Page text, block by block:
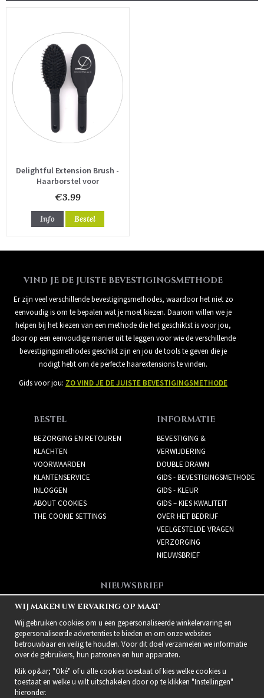
Delightful Extension Brush -
Haarborstel voor
hairextensions
€3.99
Info Bestel
VIND JE DE JUISTE BEVESTIGINGSMETHODE
Er zijn veel verschillende bevestigingsmethodes, waardoor het niet zo
eenvoudig is om te bepalen wat je moet kiezen. Daarom willen we je
helpen bij het kiezen van een methode die het geschiktst is voor jou,
door op een eenvoudige manier uit te leggen voor wie de verschillende
bevestigingsmethodes geschikt zijn en jou de tools te geven die je
nodigt hebt om de perfecte haarextensions te vinden.
Gids voor jou: ZO VIND JE DE JUISTE BEVESTIGINGSMETHODE
BESTEL
BEZORGING EN RETOUREN
KLACHTEN
VOORWAARDEN
KLANTENSERVICE
INLOGGEN
ABOUT COOKIES
THE COOKIE SETTINGS
INFORMATIE
BEVESTIGING &
VERWIJDERING
DOUBLE DRAWN
GIDS - BEVESTIGINGSMETHODE
GIDS - KLEUR
GIDS – KIES KWALITEIT
OVER HET BEDRIJF
VEELGESTELDE VRAGEN
VERZORGING
NIEUWSBRIEF
NIEUWSBRIEF
Meld je aan voor de
nieuwsbrief!
WIJ MAKEN UW ERVARING OP MAAT
Wij gebruiken cookies om u een gepersonaliseerde winkelervaring en
gepersonaliseerde advertenties te bieden en om onze websites
betrouwbaar en veilig te houden. Voor dit doel verzamelen we informatie
over de gebruikers, hun patronen en hun apparaten.
Klik op&ar; "Oké" of u alle cookies toestaat of kies welke cookies u
toestaat en welke u wilt uitschakelen door op te klikken "Instellingen"
hieronder.